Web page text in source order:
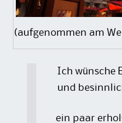
(aufgenommen am
Ich wünsche
und
ein paar